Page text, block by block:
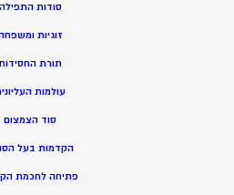
סודות התפילה
זוגיות
תורת
עולמות
סוד הצמצום
הקדמות בעל
פתיחה לחכמת